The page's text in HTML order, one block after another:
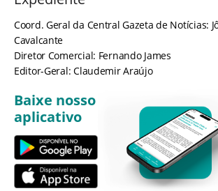
Coord. Geral da Central Gazeta de Notícias:
Cavalcante
Diretor Comercial: Fernando James
Editor-Geral: Claudemir Araújo
Baixe nosso
aplicativo